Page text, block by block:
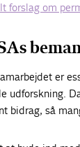
forslag om
er
udforskning.
bidrag, så